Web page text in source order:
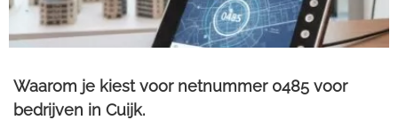
Waarom je kiest voor netnummer 0485 voor
bedrijven in Cuijk.​